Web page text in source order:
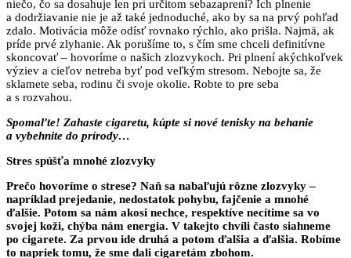
niečo, čo sa dosahuje len pri určitom sebazaprení? Ich plnenie
a dodržiavanie nie je až také jednoduché, ako by sa na prvý pohľad
zdalo. Motivácia môže odísť rovnako rýchlo, ako prišla. Najmä, ak
príde prvé zlyhanie. Ak porušíme to, s čím sme chceli definitívne
skoncovať – hovoríme o našich zlozvykoch. Pri plnení akýchkoľvek
výziev a cieľov netreba byť pod veľkým stresom. Nebojte sa, že
sklamete seba, rodinu či svoje okolie. Robte to pre seba
a s rozvahou.
Spomaľte! Zahaste cigaretu, kúpte si nové tenisky na behanie
a vybehnite do prírody…
Stres spúšťa mnohé zlozvyky
Prečo hovoríme o strese? Naň sa nabaľujú rôzne zlozvyky –
napríklad prejedanie, nedostatok pohybu, fajčenie a mnohé
ďalšie. Potom sa nám akosi nechce, respektíve necítime sa vo
svojej koži, chýba nám energia. V takejto chvíli často siahneme
po cigarete. Za prvou ide druhá a potom ďalšia a ďalšia. Robíme
to napriek tomu, že sme dali cigaretám zbohom.